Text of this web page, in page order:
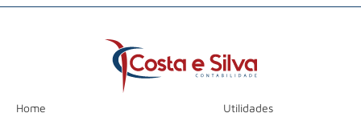
Home Utilidades